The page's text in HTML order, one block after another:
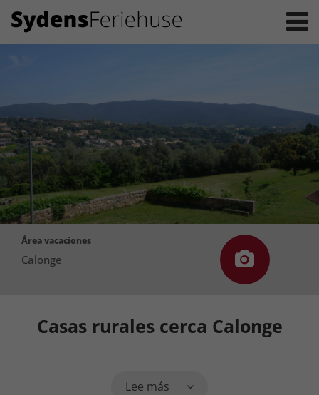
Área vacaciones
Calonge
Casas rurales cerca Calonge
Lee más 